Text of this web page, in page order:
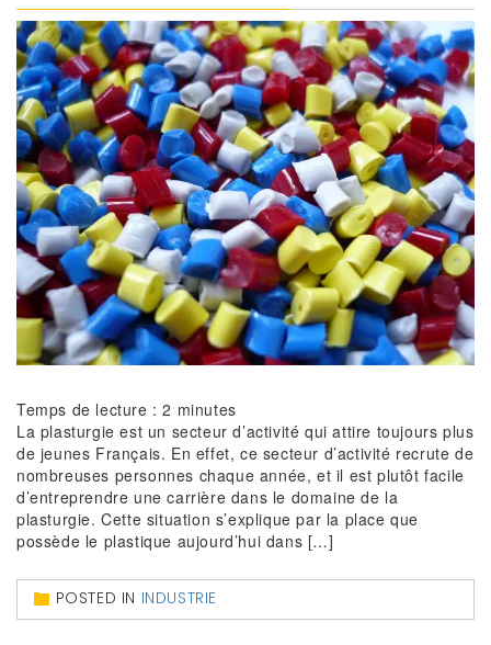
Temps de lecture :2 minutes
La plasturgie est un secteur d’activité qui attire toujours plus
de jeunes Français. En effet, ce secteur d’activité recrute de
nombreuses personnes chaque année, et il est plutôt facile
d’entreprendre une carrière dans le domaine de la
plasturgie. Cette situation s’explique par la place que
possède le plastique aujourd’hui dans […]
POSTED IN INDUSTRIE